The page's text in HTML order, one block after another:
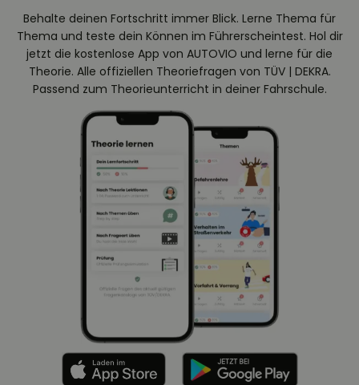
Behalte deinen Fortschritt immer Blick. Lerne Thema für
Thema und teste dein Können im Führerscheintest. Hol dir
jetzt die kostenlose App von AUTOVIO und lerne für die
Theorie. Alle offiziellen Theoriefragen von TÜV | DEKRA.
Passend zum Theorieunterricht in deiner Fahrschule.